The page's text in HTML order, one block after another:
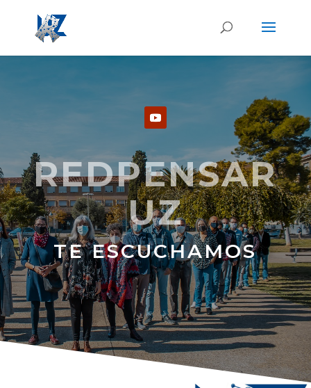
REDPENSAR
UZ
TE ESCUCHAMOS